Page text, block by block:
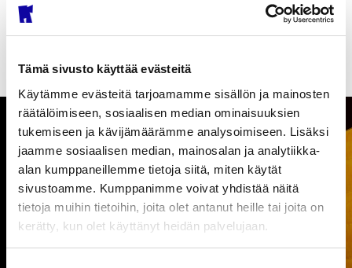
Tämä sivusto käyttää evästeitä
Käytämme evästeitä tarjoamamme sisällön ja mainosten
räätälöimiseen, sosiaalisen median ominaisuuksien
tukemiseen ja kävijämäärämme analysoimiseen. Lisäksi
jaamme sosiaalisen median, mainosalan ja analytiikka-
alan kumppaneillemme tietoja siitä, miten käytät
sivustoamme. Kumppanimme voivat yhdistää näitä
tietoja muihin tietoihin, joita olet antanut heille tai joita on
kerätty, kun olet käyttänyt heidän palvelujaan.
Tilaa
Kimmo Pyykkö -
taidemuseossa
tapahtuu
Ole hyvä ja täytä alla oleva lomake liittyäksesi postituslistalle.